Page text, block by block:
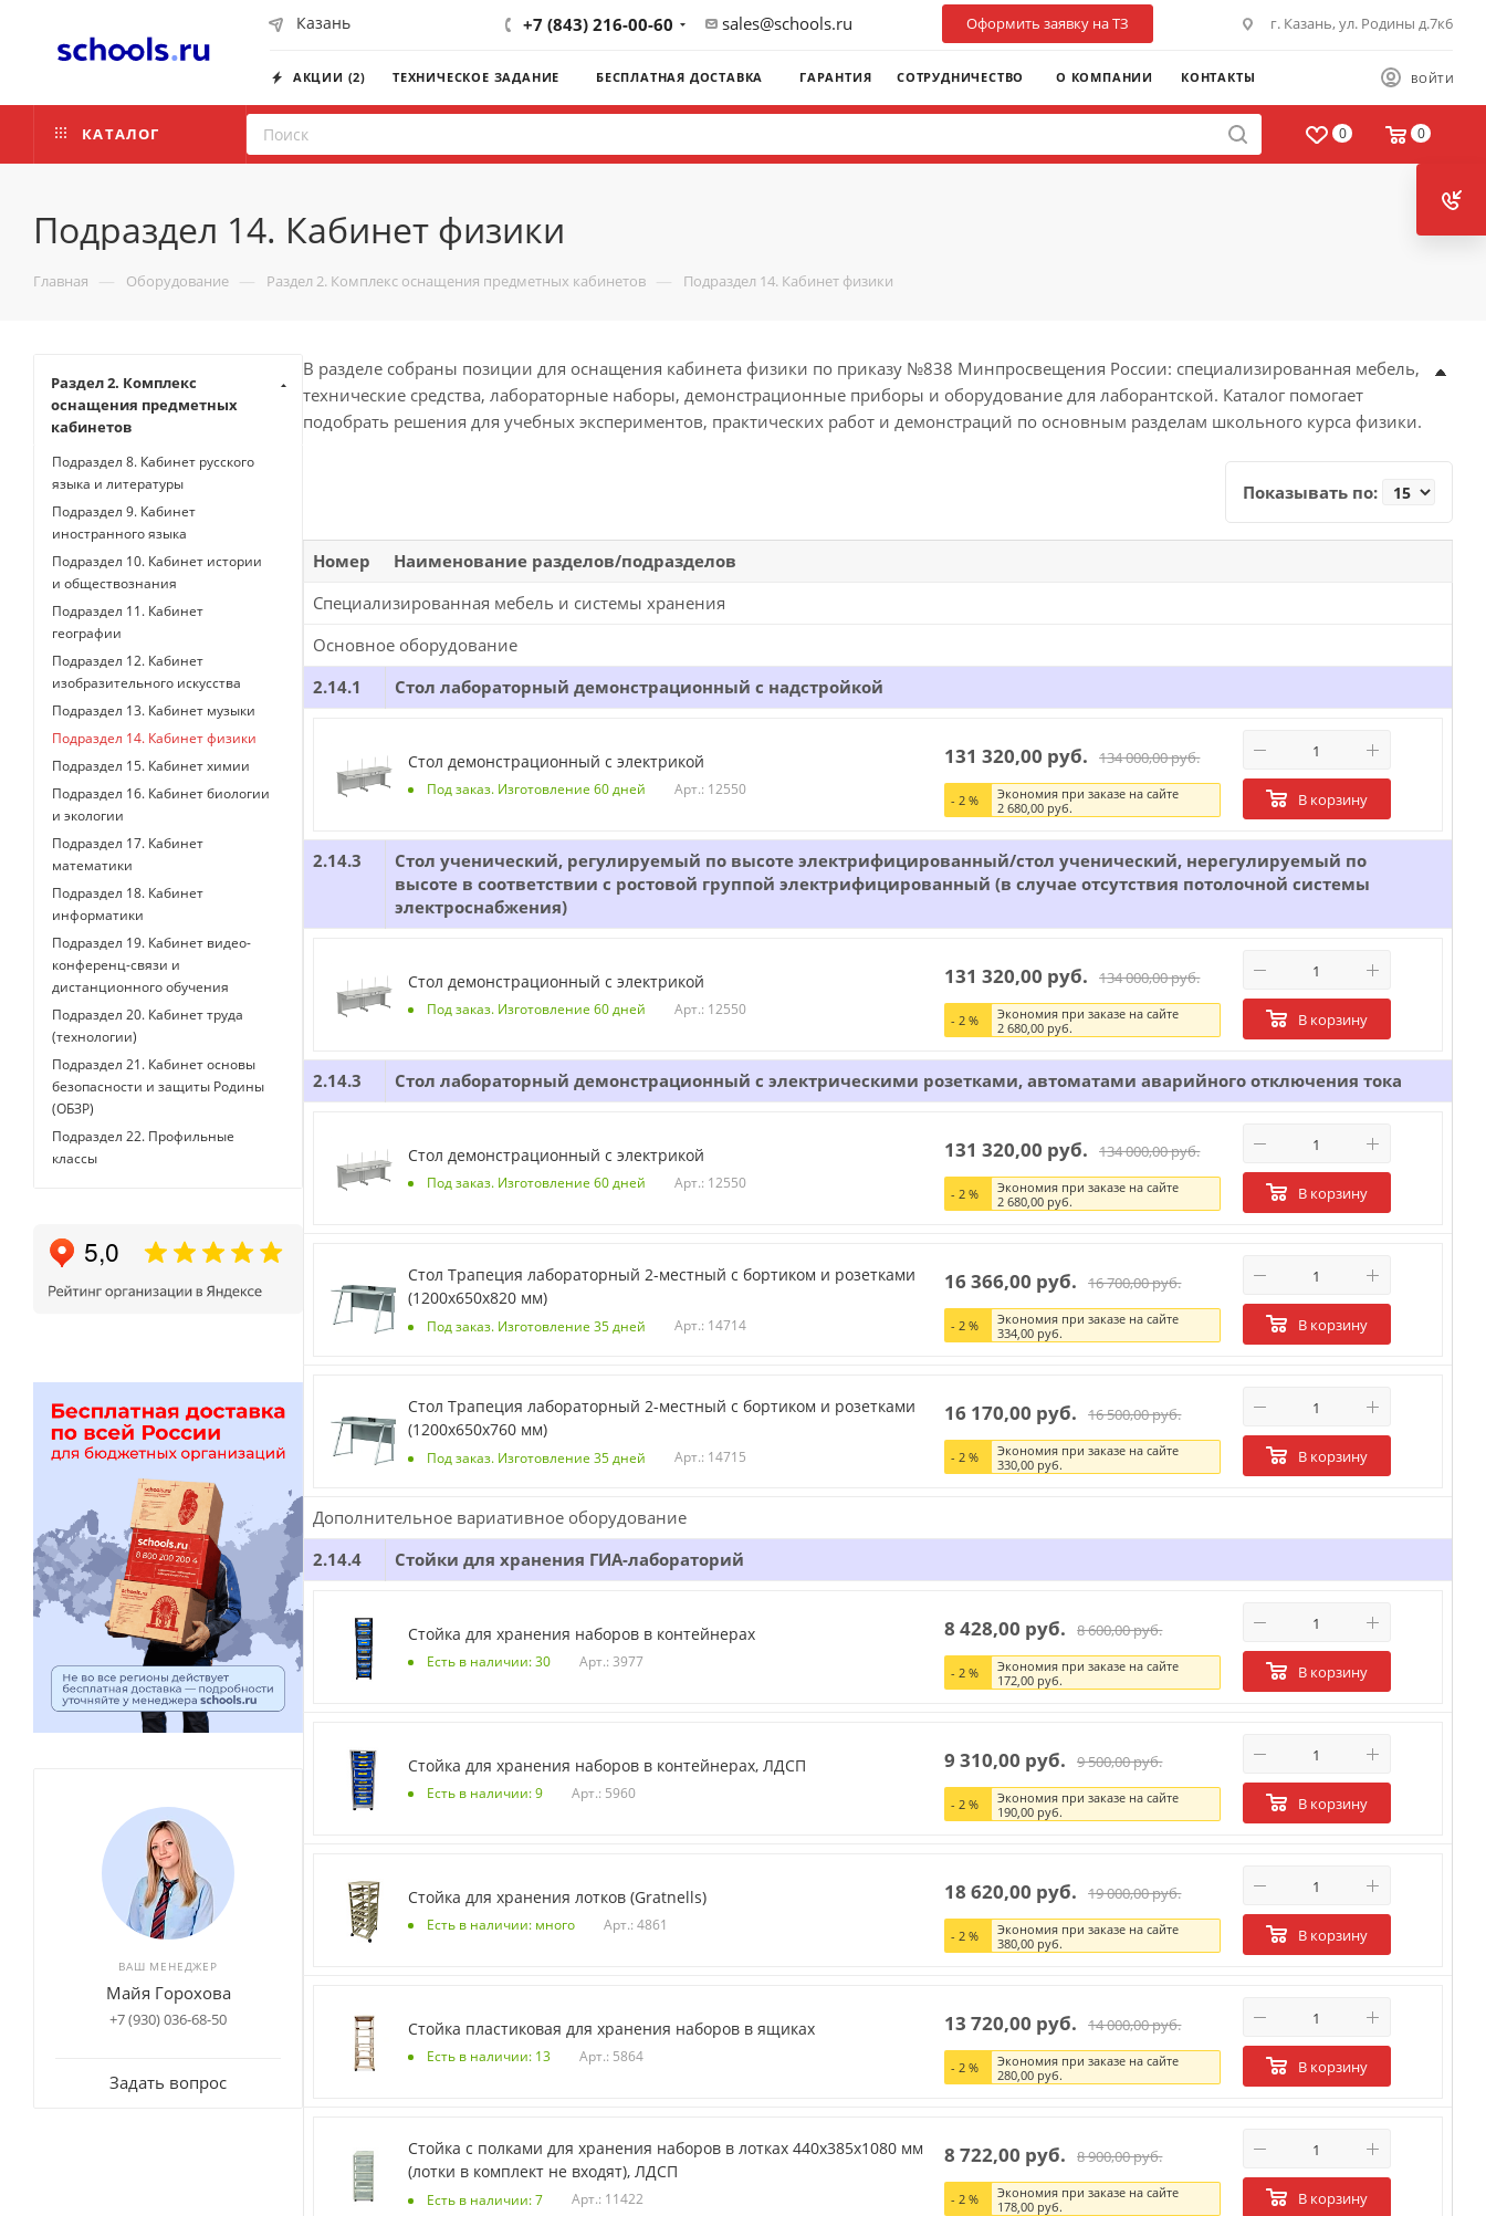
Казань +7 (843) 216-00-60 sales@schools.ru Оформить заявку на ТЗ г. Казань, ул. Родины д.7к6
ВОЙТИ
АКЦИИ (2) ТЕХНИЧЕСКОЕ ЗАДАНИЕ БЕСПЛАТНАЯ ДОСТАВКА ГАРАНТИЯ СОТРУДНИЧЕСТВО О КОМПАНИИ КОНТАКТЫ
0 0
КАТАЛОГ
Подраздел 14. Кабинет физики
Главная — Оборудование — Раздел 2. Комплекс оснащения предметных кабинетов — Подраздел 14. Кабинет физики
В разделе собраны позиции для оснащения кабинета физики по приказу №838 Минпросвещения России: специализированная мебель,
технические средства, лабораторные наборы, демонстрационные приборы и оборудование для лаборантской. Каталог помогает
подобрать решения для учебных экспериментов, практических работ и демонстраций по основным разделам школьного курса физики.
Показывать по:
Номер
Наименование разделов/подразделов
Специализированная мебель и системы хранения
Основное оборудование
2.14.1
Стол лабораторный демонстрационный с надстройкой
Стол демонстрационный с электрикой
Под заказ. Изготовление 60 дней Арт.: 12550
131 320,00 руб. 134 000,00 руб.
- 2%
Экономия при заказе на сайте
2 680,00 руб.
В корзину
2.14.3
Стол ученический, регулируемый по высоте электрифицированный/стол ученический, нерегулируемый по
высоте в соответствии с ростовой группой электрифицированный (в случае отсутствия потолочной системы
электроснабжения)
Стол демонстрационный с электрикой
Под заказ. Изготовление 60 дней Арт.: 12550
131 320,00 руб. 134 000,00 руб.
- 2%
Экономия при заказе на сайте
2 680,00 руб.
В корзину
2.14.3 Стол лабораторный демонстрационный с электрическими розетками, автоматами аварийного отключения тока
Стол демонстрационный с электрикой
Под заказ. Изготовление 60 дней Арт.: 12550
131 320,00 руб. 134 000,00 руб.
- 2%
Экономия при заказе на сайте
2 680,00 руб.
В корзину
Стол Трапеция лабораторный 2-местный с бортиком и розетками
(1200х650х820 мм)
Под заказ. Изготовление 35 дней Арт.: 14714
16 366,00 руб. 16 700,00 руб.
- 2%
Экономия при заказе на сайте
334,00 руб.
В корзину
Стол Трапеция лабораторный 2-местный с бортиком и розетками
(1200х650х760 мм)
Под заказ. Изготовление 35 дней Арт.: 14715
16 170,00 руб. 16 500,00 руб.
- 2%
Экономия при заказе на сайте
330,00 руб.
В корзину
Дополнительное вариативное оборудование
2.14.4
Стойки для хранения ГИА-лабораторий
Стойка для хранения наборов в контейнерах
Есть в наличии: 30 Арт.: 3977
8 428,00 руб. 8 600,00 руб.
- 2%
Экономия при заказе на сайте
172,00 руб.
В корзину
Стойка для хранения наборов в контейнерах, ЛДСП
Есть в наличии: 9 Арт.: 5960
9 310,00 руб. 9 500,00 руб.
- 2%
Экономия при заказе на сайте
190,00 руб.
В корзину
Стойка для хранения лотков (Gratnells)
Есть в наличии: много Арт.: 4861
18 620,00 руб. 19 000,00 руб.
- 2%
Экономия при заказе на сайте
380,00 руб.
В корзину
Стойка пластиковая для хранения наборов в ящиках
Есть в наличии: 13 Арт.: 5864
13 720,00 руб. 14 000,00 руб.
- 2%
Экономия при заказе на сайте
280,00 руб.
В корзину
Стойка с полками для хранения наборов в лотках 440х385х1080 мм
(лотки в комплект не входят), ЛДСП
Есть в наличии: 7 Арт.: 11422
8 722,00 руб. 8 900,00 руб.
- 2%
Экономия при заказе на сайте
178,00 руб.
В корзину
Раздел 2. Комплекс
оснащения предметных
кабинетов
Подраздел 8. Кабинет русского
языка и литературы
Подраздел 9. Кабинет
иностранного языка
Подраздел 10. Кабинет истории
и обществознания
Подраздел 11. Кабинет
географии
Подраздел 12. Кабинет
изобразительного искусства
Подраздел 13. Кабинет музыки
Подраздел 14. Кабинет физики
Подраздел 15. Кабинет химии
Подраздел 16. Кабинет биологии
и экологии
Подраздел 17. Кабинет
математики
Подраздел 18. Кабинет
информатики
Подраздел 19. Кабинет видео-
конференц-связи и
дистанционного обучения
Подраздел 20. Кабинет труда
(технологии)
Подраздел 21. Кабинет основы
безопасности и защиты Родины
(ОБЗР)
Подраздел 22. Профильные
классы
ВАШ МЕНЕДЖЕР
Майя Горохова
+7 (930) 036-68-50
Задать вопрос